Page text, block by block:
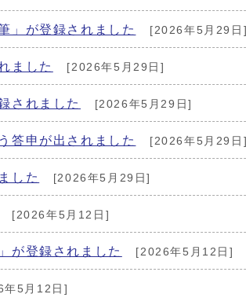
」が登録されました [2026年5月29日]
ました [2026年5月29日]
されました [2026年5月29日]
答申が出されました [2026年5月29日]
した [2026年5月29日]
[2026年5月12日]
が登録されました [2026年5月12日]
年5月12日]